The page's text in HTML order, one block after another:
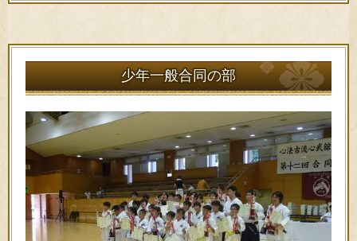
少年一般合同の部